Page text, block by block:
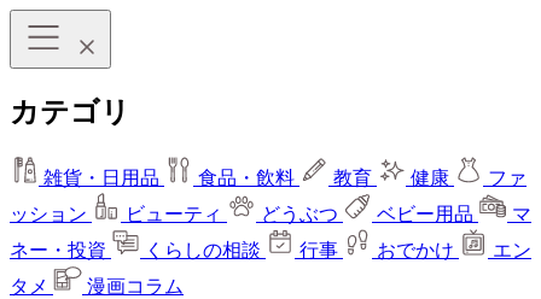
カテゴリ
雑貨・日用品 食品・飲料 教育 健康
ファ
ッション
ビューティ どうぶつ ベビー用品
マ
ネー・投資
くらしの相談 行事 おでかけ
エン
タメ
漫画コラム